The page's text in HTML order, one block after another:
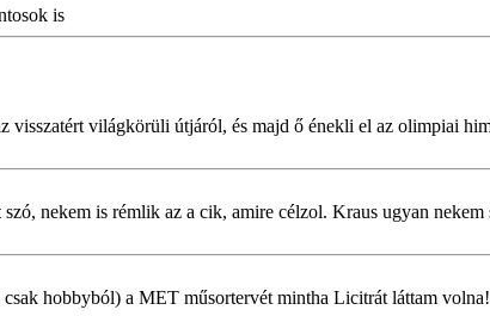
is
világkörüli útjáról, és majd ő énekli el az olimpiai
nekem is rémlik az a cik, amire célzol. Kraus ugyan
hobbyból) a MET műsortervét mintha Licitrát láttam